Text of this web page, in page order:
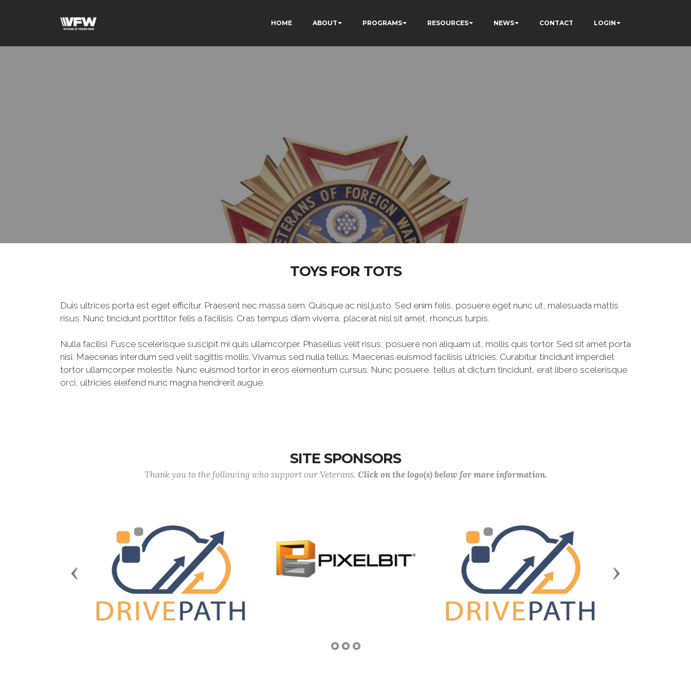
HOME ABOUT PROGRAMS RESOURCES NEWS CONTACT LOGIN
TOYS FOR TOTS
Duis ultrices porta est eget efficitur. Praesent nec massa sem. Quisque ac nisl justo. Sed enim felis, posuere eget nunc ut, malesuada mattis
risus. Nunc tincidunt porttitor felis a facilisis. Cras tempus diam viverra, placerat nisl sit amet, rhoncus turpis.
Nulla facilisi. Fusce scelerisque suscipit mi quis ullamcorper. Phasellus velit risus, posuere non aliquam ut, mollis quis tortor. Sed sit amet porta
nisi. Maecenas interdum sed velit sagittis mollis. Vivamus sed nulla tellus. Maecenas euismod facilisis ultricies. Curabitur tincidunt imperdiet
tortor ullamcorper molestie. Nunc euismod tortor in eros elementum cursus. Nunc posuere, tellus at dictum tincidunt, erat libero scelerisque
orci, ultricies eleifend nunc magna hendrerit augue.
SITE SPONSORS
Thank you to the following who support our Veterans. Click on the logo(s) below for more information.
Previous Next